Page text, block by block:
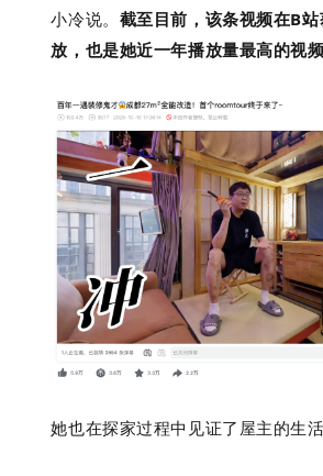
小冷说。 截至目前，该条视频在B
放，也是她近一年播放量最高的视频
她也在探家过程中见证了屋主的生活